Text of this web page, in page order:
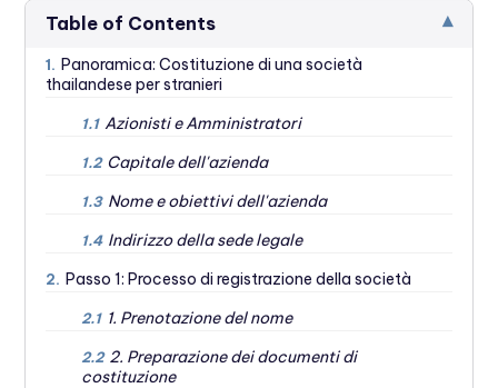
Table of Contents ▾
1. Panoramica: Costituzione di una società
thailandese per stranieri
1.1 Azionisti e Amministratori
1.2 Capitale dell'azienda
1.3 Nome e obiettivi dell'azienda
1.4 Indirizzo della sede legale‍
2. Passo 1: Processo di registrazione della società
2.1 1. Prenotazione del nome
2.2 2. Preparazione dei documenti di
costituzione